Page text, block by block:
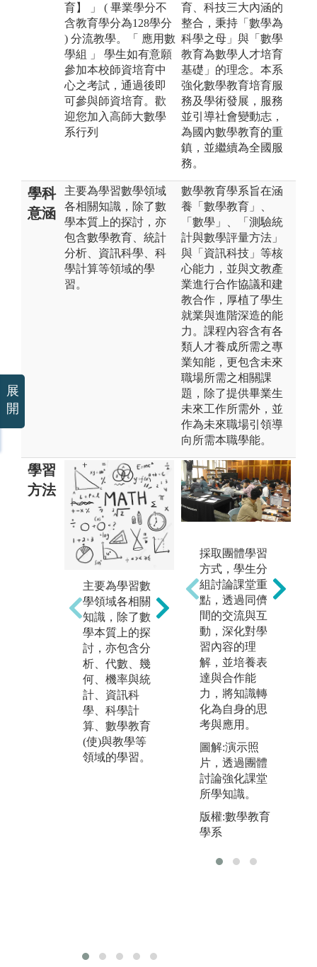
育】 」 ( 畢業學分不
含教育學分為128學分
) 分流教學。「 應用數
學組 」 學生如有意願
參加本校師資培育中
心之考試，通過後即
可參與師資培育。歡
迎您加入高師大數學
系行列
育、科技三大內涵的
整合，秉持「數學為
科學之母」與「數學
教育為數學人才培育
基礎」的理念。本系
強化數學教育培育服
務及學術發展，服務
並引導社會變動志，
為國內數學教育的重
鎮，並繼續為全國服
務。
學科
意涵
主要為學習數學領域
各相關知識，除了數
學本質上的探討，亦
包含數學教育、統計
分析、資訊科學、科
學計算等領域的學
習。
數學教育學系旨在涵
養「數學教育」、
「數學」、「測驗統
計與數學評量方法」
與「資訊科技」等核
心能力，並與文教產
業進行合作協議和建
教合作，厚植了學生
就業與進階深造的能
力。課程內容含有各
類人才養成所需之專
業知能，更包含未來
職場所需之相關課
題，除了提供畢業生
未來工作所需外，並
作為未來職場引領導
向所需本職學能。
學習
方法
主要為學習數
學領域各相關
知識，除了數
學本質上的探
討，亦包含分
析、代數、幾
何、機率與統
計、資訊科
學、科學計
算、數學教育
(使)與教學等
領域的學習。
以計算機模擬
或演算，學習
結合資訊程
式，模擬情境
條件，類比特
定系統之抽象
模型，以產
生、驗證結
果，或推算數
據與產生概念
圖形。
採取團體學習
方式，學生分
組討論課堂重
點，透過同儕
間的交流與互
動，深化對學
習內容的理
解，並培養表
達與合作能
力，將知識轉
化為自身的思
考與應用。
圖解:演示照
片，透過團體
討論強化課堂
所學知識。
版權:數學教育
學系
展
開